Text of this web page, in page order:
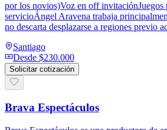
por los novios)Voz en off invitaciónJuegos
servicioÁngel Aravena trabaja
no descarta desplazarse a regiones previo
Santiago
Desde $230.000
Solicitar cotización
Brava Espectáculos